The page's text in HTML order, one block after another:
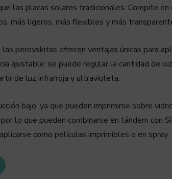
las placas solares tradicionales. Compite
más ligeros, más flexibles y más
perovskitas ofrecen ventajas únicas para
ajustable: se puede regular la cantidad de
de luz infrarroja y ultravioleta.
bajo, ya que pueden imprimirse sobre
lo que pueden combinarse en tándem con
como películas imprimibles o en spray.